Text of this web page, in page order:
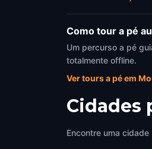
Como tour a pé
Um percurso a pé
totalmente offline.
Ver tours a pé em
Cidades
Encontre uma